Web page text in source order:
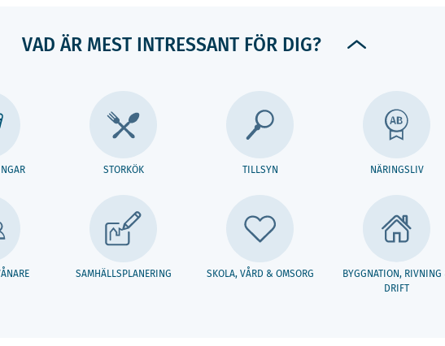
VAD ÄR MEST INTRESSANT FÖR DIG?
STORKÖK TILLSYN NÄRINGSLIV
SAMHÄLLSPLANERING SKOLA, VÅRD & OMSORG
BYGGNATION, RIVNING
DRIFT